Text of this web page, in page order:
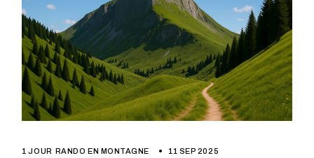
1 JOUR RANDO EN MONTAGNE 11 SEP 2025